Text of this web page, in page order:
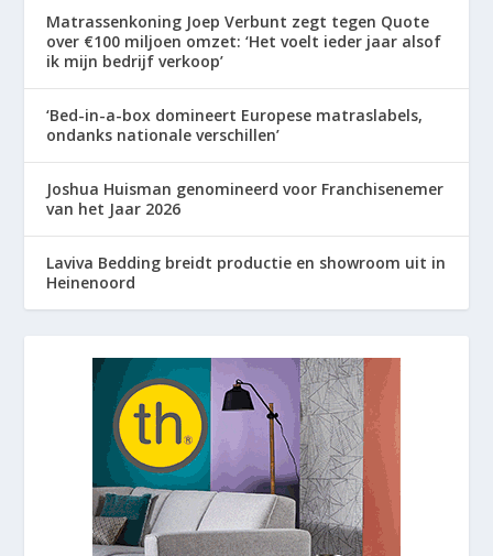
Matrassenkoning Joep Verbunt zegt tegen Quote
over €100 miljoen omzet: ‘Het voelt ieder jaar alsof
ik mijn bedrijf verkoop’
‘Bed-in-a-box domineert Europese matraslabels,
ondanks nationale verschillen’
Joshua Huisman genomineerd voor Franchisenemer
van het Jaar 2026
Laviva Bedding breidt productie en showroom uit in
Heinenoord